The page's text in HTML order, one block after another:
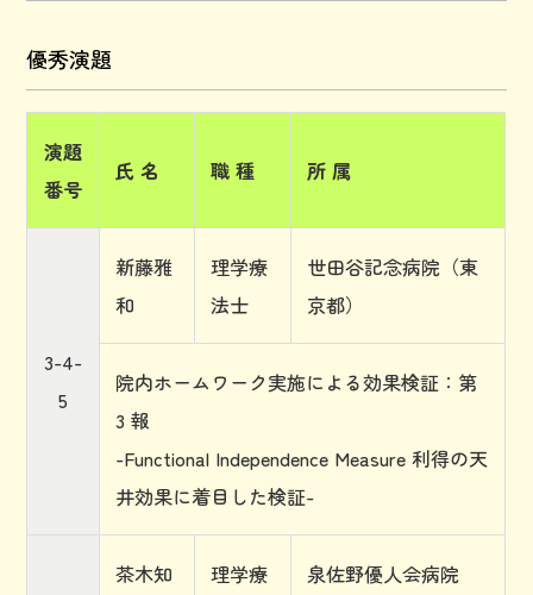
優秀演題
演題
番号
氏 名 職 種 所 属
3-4-
5
新藤雅
和
理学療
法士
世田谷記念病院（東
京都）
院内ホームワーク実施による効果検証：第
3 報
-Functional Independence Measure 利得の天
井効果に着目した検証-
茶木知
理学療
泉佐野優人会病院